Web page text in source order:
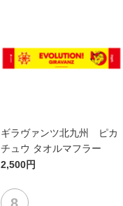
ギラヴァンツ北九州 ピカ
チュウ タオルマフラー
2,500円